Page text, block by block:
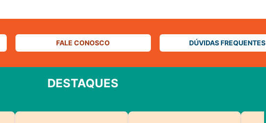
FALE CONOSCO DÚVIDAS FREQUENTES
DESTAQUES